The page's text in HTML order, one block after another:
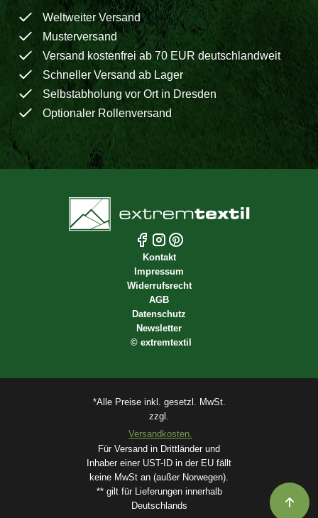
Weltweiter Versand
Musterversand
Versand kostenfrei ab 70 EUR deutschlandweit
Schneller Versand ab Lager
Selbstabholung vor Ort in Dresden
Optionaler Rollenversand
Kontakt
Impressum
Widerrufsrecht
AGB
Datenschutz
Newsletter
© extremtextil
*Alle Preise inkl. gesetzl. MwSt.
zzgl.
Versandkosten.
Für Versand in Drittländer und
Inhaber einer UST-ID in der EU fällt
keine MwSt an (außer Norwegen).
** gilt für Lieferungen innerhalb
Deutschlands